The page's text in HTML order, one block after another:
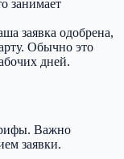
занимает
заявка одобрена,
Обычно это
дней.
Важно
заявки.